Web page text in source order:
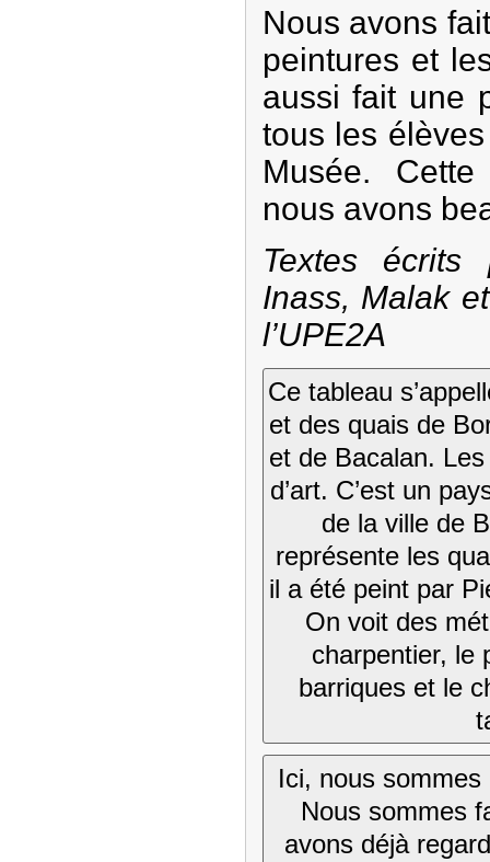
Nous avons
peintures et
aussi fait une
tous les
Musée.
nous avons
Textes écrits
Inass, Malak
l’UPE2A
Ce tableau
et des quais de
et de Bacalan.
d’art. C’est un
de la ville de
représente les
il a été peint par
On voit des
charpentier, le
barriques et le
Ici, nous
Nous sommes
avons déjà